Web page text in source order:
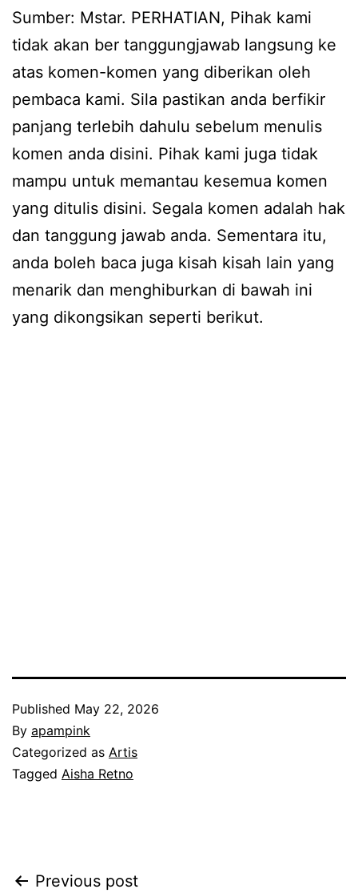
Sumber: Mstar. PERHATIAN, Pihak kami
tidak akan ber tanggungjawab langsung ke
atas komen-komen yang diberikan oleh
pembaca kami. Sila pastikan anda berfikir
panjang terlebih dahulu sebelum menulis
komen anda disini. Pihak kami juga tidak
mampu untuk memantau kesemua komen
yang ditulis disini. Segala komen adalah hak
dan tanggung jawab anda. Sementara itu,
anda boleh baca juga kisah kisah lain yang
menarik dan menghiburkan di bawah ini
yang dikongsikan seperti berikut.
Published May 22, 2026
By apampink
Categorized as Artis
Tagged Aisha Retno
Post
Previous post